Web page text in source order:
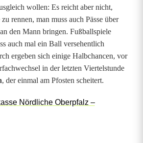
wollen: Es reicht aber nicht,
rennen, man muss auch Pässe über
den Mann bringen. Fußballspiele
auch mal ein Ball versehentlich
ergeben sich einige Halbchancen, vor
in der letzten Viertelstunde
, der einmal am Pfosten scheitert.